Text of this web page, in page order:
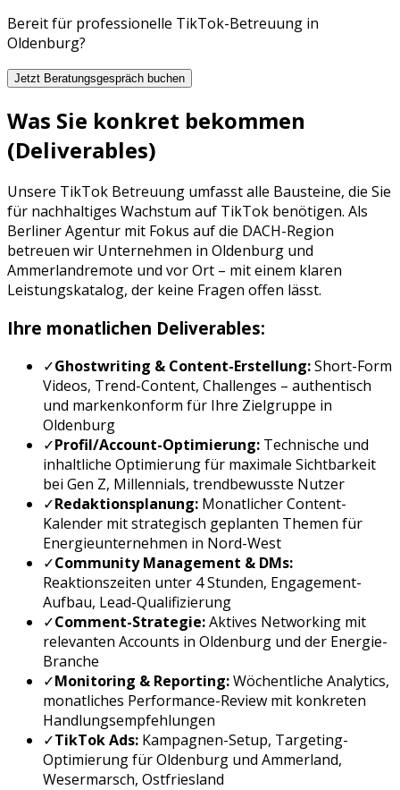
Bereit für professionelle TikTok-Betreuung in
Oldenburg?
Jetzt Beratungsgespräch buchen
Was Sie konkret bekommen
(Deliverables)
Unsere TikTok Betreuung umfasst alle Bausteine, die Sie
für nachhaltiges Wachstum auf TikTok benötigen. Als
Berliner Agentur mit Fokus auf die DACH-Region
betreuen wir Unternehmen in Oldenburg und
Ammerlandremote und vor Ort – mit einem klaren
Leistungskatalog, der keine Fragen offen lässt.
Ihre monatlichen Deliverables:
✓Ghostwriting & Content-Erstellung:Short-Form
Videos, Trend-Content, Challenges – authentisch
und markenkonform für Ihre Zielgruppe in
Oldenburg
✓Profil/Account-Optimierung: Technische und
inhaltliche Optimierung für maximale Sichtbarkeit
bei Gen Z, Millennials, trendbewusste Nutzer
✓Redaktionsplanung: Monatlicher Content-
Kalender mit strategisch geplanten Themen für
Energieunternehmen in Nord-West
✓Community Management & DMs:
Reaktionszeiten unter 4 Stunden, Engagement-
Aufbau, Lead-Qualifizierung
✓Comment-Strategie:Aktives Networking mit
relevanten Accounts in Oldenburg und der Energie-
Branche
✓Monitoring & Reporting:Wöchentliche Analytics,
monatliches Performance-Review mit konkreten
Handlungsempfehlungen
✓TikTok Ads: Kampagnen-Setup, Targeting-
Optimierung fürOldenburg und Ammerland,
Wesermarsch, Ostfriesland